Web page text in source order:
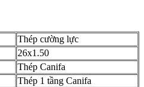
Thép cường lực
26x1.50
Thép Canifa
Thép 1 tầng Canifa